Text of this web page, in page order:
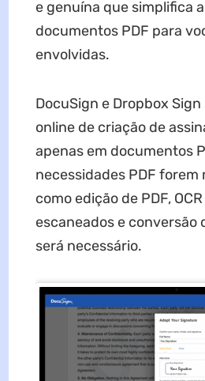
e genuína que simplifica
documentos PDF para
envolvidas.
DocuSign e Dropbox
online de criação de
apenas em documentos
necessidades PDF forem
como edição de PDF,
escaneados e conversão
será necessário.